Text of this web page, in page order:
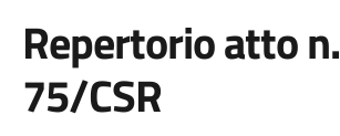
Repertorio atto n.
75/CSR